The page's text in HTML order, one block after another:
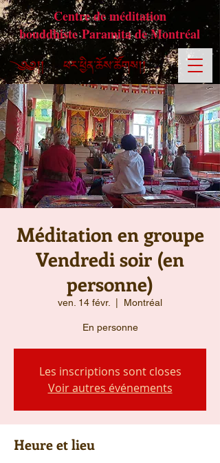
Centre de méditation
bouddhiste Paramita de Montréal
Méditation en groupe
Vendredi soir (en
personne)
ven. 14 févr. Montréal
En personne
Les inscriptions sont closes
Voir autres événements
Heure et lieu